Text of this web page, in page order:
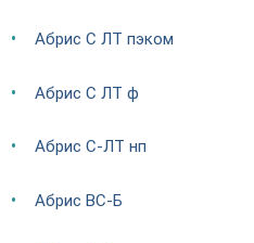
Абрис С ЛТ пэком
Абрис С ЛТ ф
Абрис С-ЛТ нп
Абрис ВС-Б